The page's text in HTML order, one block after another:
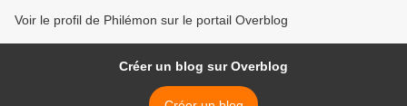
Voir le profil de Philémon sur le portail Overblog
Créer un blog sur Overblog